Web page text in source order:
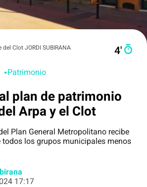
Clot JORDI SUBIRANA 4′
Patrimonio
plan de patrimonio
Arpa y el Clot
Plan General Metropolitano recibe
todos los grupos municipales menos
17:17